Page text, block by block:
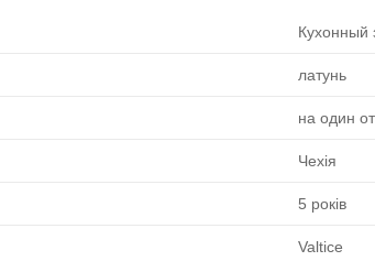
Кухонный
латунь
на один
Чехія
5 років
Valtice